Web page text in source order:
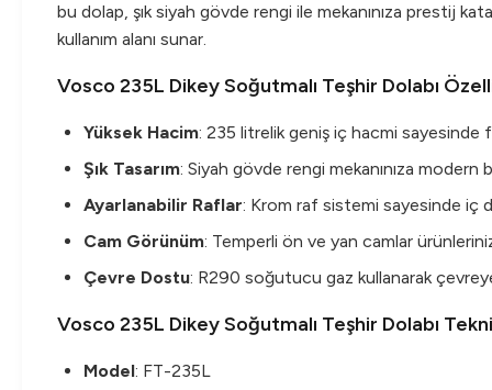
bu dolap, şık siyah gövde rengi ile mekanınıza prestij
kullanım alanı sunar.
Vosco 235L Dikey Soğutmalı Teşhir Dolabı
Yüksek Hacim: 235 litrelik geniş iç hacmi sayesinde
Şık Tasarım: Siyah gövde rengi mekanınıza modern
Ayarlanabilir Raflar: Krom raf sistemi sayesinde iç
Cam Görünüm: Temperli ön ve yan camlar
Çevre Dostu: R290 soğutucu gaz kullanarak çevreye
Vosco 235L Dikey Soğutmalı Teşhir Dolabı
Model: FT-235L